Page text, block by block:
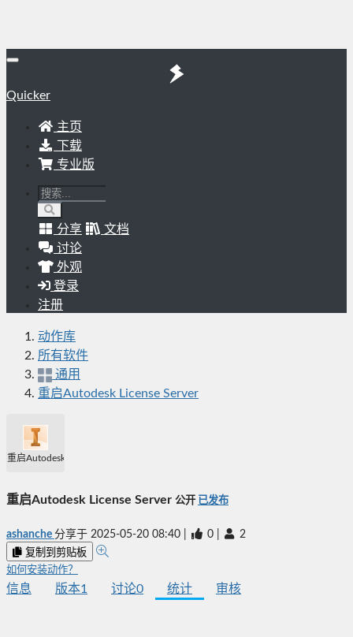
Quicker
主页
下载
专业版
分享
文档
讨论
外观
登录
注册
动作库
所有软件
通用
重启Autodesk License Server
重启Autodesk License Server
重启Autodesk License Server 公开 已发布
ashanche 分享于 2025-05-20 08:40 0 2
复制到剪贴板
如何安装动作？
信息 版本1 讨论0 统计 审核